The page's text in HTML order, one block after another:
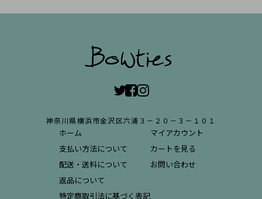
神奈川県横浜市金沢区六浦３－２０－３－１０１
ホーム
支払い方法について
配送・送料について
返品について
特定商取引法に基づく表記
マイアカウント
カートを見る
お問い合わせ